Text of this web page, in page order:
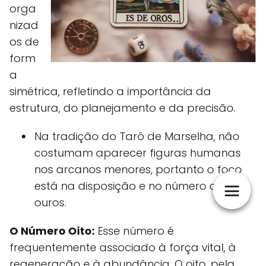
orga
nizad
os de
form
a
simétrica, refletindo a importância da
estrutura, do planejamento e da precisão.
Na tradição do Tarô de Marselha, não
costumam aparecer figuras humanas
nos arcanos menores, portanto o foco
está na disposição e no número dos
ouros.
O Número Oito: Esse número é
frequentemente associado à força vital, à